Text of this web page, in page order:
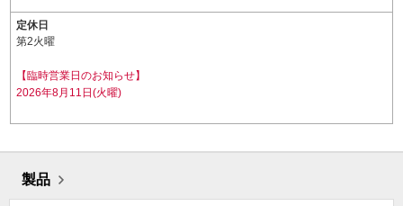
定休日
第2火曜
【臨時営業日のお知らせ】
2026年8月11日(火曜)
製品